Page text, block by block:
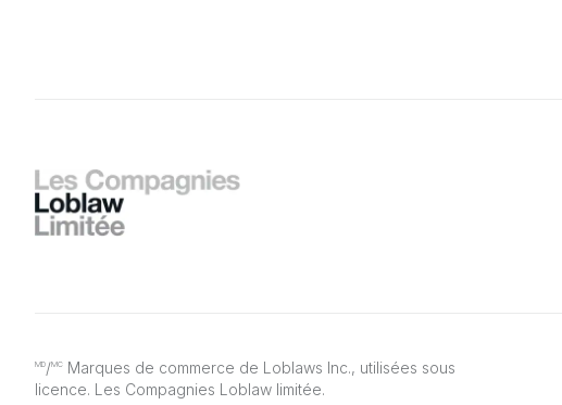
MD/MC Marques de commerce de Loblaws Inc., utilisées sous
licence. Les Compagnies Loblaw limitée.